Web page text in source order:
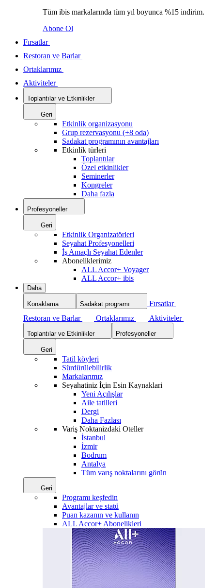
Tüm ibis markalarında tüm yıl boyunca %15 indirim.
Abone Ol
Fırsatlar
Restoran ve Barlar
Ortaklarımız
Aktiviteler
Toplantılar ve Etkinlikler
Geri
Etkinlik organizasyonu
Grup rezervasyonu (+8 oda)
Sadakat programının avantajları
Etkinlik türleri
Toplantılar
Özel etkinlikler
Seminerler
Kongreler
Daha fazla
Profesyoneller
Geri
Etkinlik Organizatörleri
Seyahat Profesyonelleri
İş Amaçlı Seyahat Edenler
Aboneliklerimiz
ALL Accor+ Voyager
ALL Accor+ ibis
Daha
Konaklama Sadakat programı
Fırsatlar
Restoran ve Barlar
Ortaklarımız Aktiviteler
Toplantılar ve Etkinlikler Profesyoneller
Geri
Tatil köyleri
Sürdürülebilirlik
Markalarımız
Seyahatiniz İçin Esin Kaynaklari
Yeni Açılışlar
Aile tatilleri
Dergi
Daha Fazlası
Variş Noktanizdaki Oteller
İstanbul
İzmir
Bodrum
Antalya
Tüm varış noktalarını görün
Geri
Programı keşfedin
Avantajlar ve statü
Puan kazanın ve kullanın
ALL Accor+ Abonelikleri